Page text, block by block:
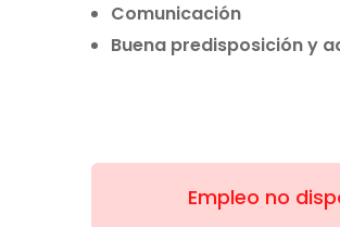
Comunicación
Buena predisposición y
Empleo no